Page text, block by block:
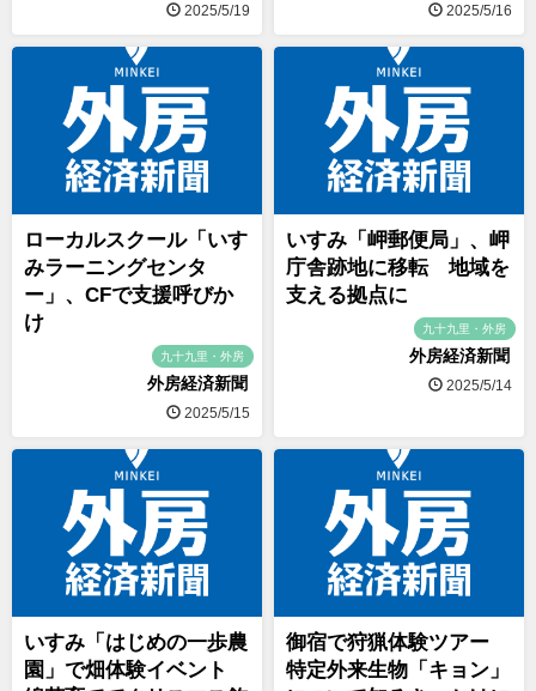
2025/5/19 2025/5/16
ローカルスクール「いす
みラーニングセンタ
ー」、CFで支援呼びか
け
九十九里・外房
外房経済新聞
2025/5/15
いすみ「岬郵便局」、岬
庁舎跡地に移転 地域を
支える拠点に
九十九里・外房
外房経済新聞
2025/5/14
いすみ「はじめの一歩農
園」で畑体験イベント
御宿で狩猟体験ツアー
特定外来生物「キョン」